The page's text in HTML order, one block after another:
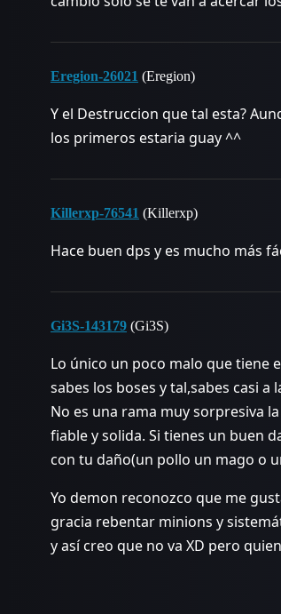
Eregion-26021 (Eregion)
Y el Destruccion que tal esta?
los primeros estaria guay ^^
Killerxp-76541 (Killerxp)
Hace buen dps y es mucho más
Gi3S-143179 (Gi3S)
Lo único un poco malo que tiene
sabes los boses y tal,sabes casi
No es una rama muy sorpresiva
fiable y solida. Si tienes un buen
con tu daño(un pollo un mago o
Yo demon reconozco que me
gracia rebentar minions y
y así creo que no va XD pero